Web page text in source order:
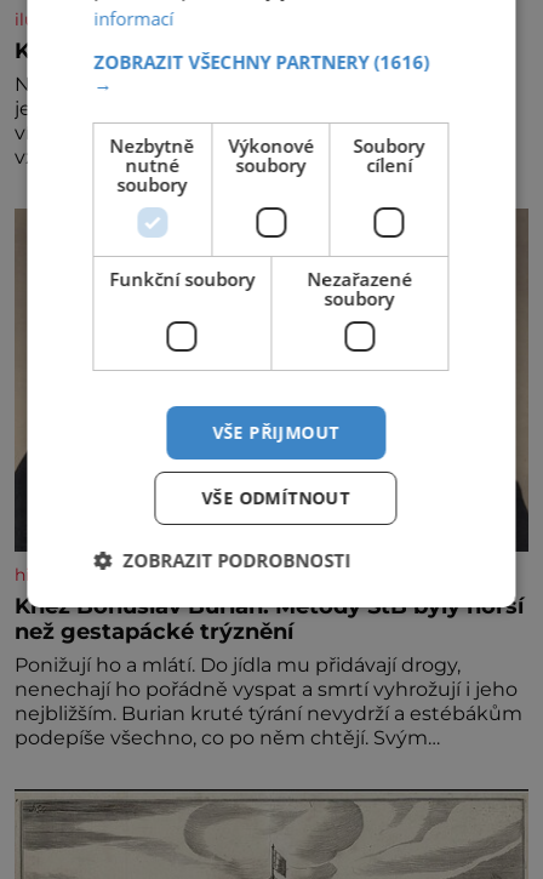
iluxus.cz
Král vín začíná třetí dekádu
Největší český vinařský projekt Král vín ve svém již
jednadvacátém ročníku představil nejlepší domácí
vína. Ta vybírala odborná porota z celkem 1260
vzorků od 157 vinařů. Král vín, který se – i pře
historyplus.cz
Kněz Bohuslav Burian: Metody StB byly horší
než gestapácké trýznění
Ponižují ho a mlátí. Do jídla mu přidávají drogy,
nenechají ho pořádně vyspat a smrtí vyhrožují i jeho
nejbližším. Burian kruté týrání nevydrží a estébákům
podepíše všechno, co po něm chtějí. Svým
výslechů nikdo nevyvíjel fyzický ani psychický nátlak.
Syn brněnského řezníka chce být knězem a
informací
ZOBRAZIT VŠECHNY PARTNERY(1616)
→
Nezbytně
nutné
soubory
Výkonové
soubory
Soubory
cílení
Funkční soubory
Nezařazené
soubory
VŠE PŘIJMOUT
VŠE ODMÍTNOUT
ZOBRAZIT PODROBNOSTI